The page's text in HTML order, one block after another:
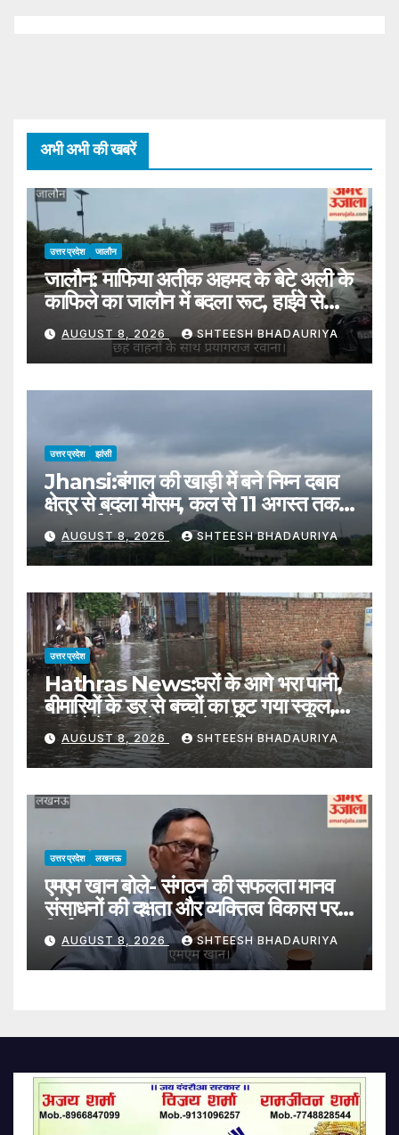
अभी अभी की खबरें
उत्तर प्रदेश जालौन
जालौन: माफिया अतीक अहमद के बेटे अली के
काफिले का जालौन में बदला रूट, हाईवे से
प्रयागराज रवाना
AUGUST 8, 2026 SHTEESH BHADAURIYA
उत्तर प्रदेश झांसी
Jhansi:बंगाल की खाड़ी में बने निम्न दबाव
क्षेत्र से बदला मौसम, कल से 11 अगस्त तक
भारी वर्षा के आसार – Jhansi:
Weather Changes Due To A
Low-pressure Area Formed
Over The Bay Of Bengal
AUGUST 8, 2026 SHTEESH BHADAURIYA
उत्तर प्रदेश
Hathras News:घरों के आगे भरा पानी,
बीमारियों के डर से बच्चों का छूट गया स्कूल,
मकानो में घुस रहे जहरीले कीड़े – Water
Filled In The Street Of Village
Baghana
AUGUST 8, 2026 SHTEESH BHADAURIYA
उत्तर प्रदेश लखनऊ
एमएम खान बोले- संगठन की सफलता मानव
संसाधनों की दक्षता और व्यक्तित्व विकास पर
निर्भरAUGUST 8, 2026 SHTEESH BHADAURIYA